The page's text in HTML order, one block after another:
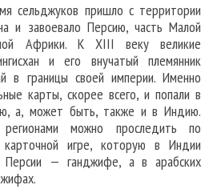
сельджуков пришло с территории
и завоевало Персию, часть Малой
Африки. К XIII веку великие
и его внучатый племянник
в границы своей империи. Именно
карты, скорее всего, и попали в
а, может быть, также и в Индию.
можно проследить по
карточной игре, которую в Индии
Персии — ганджифе, а в арабских